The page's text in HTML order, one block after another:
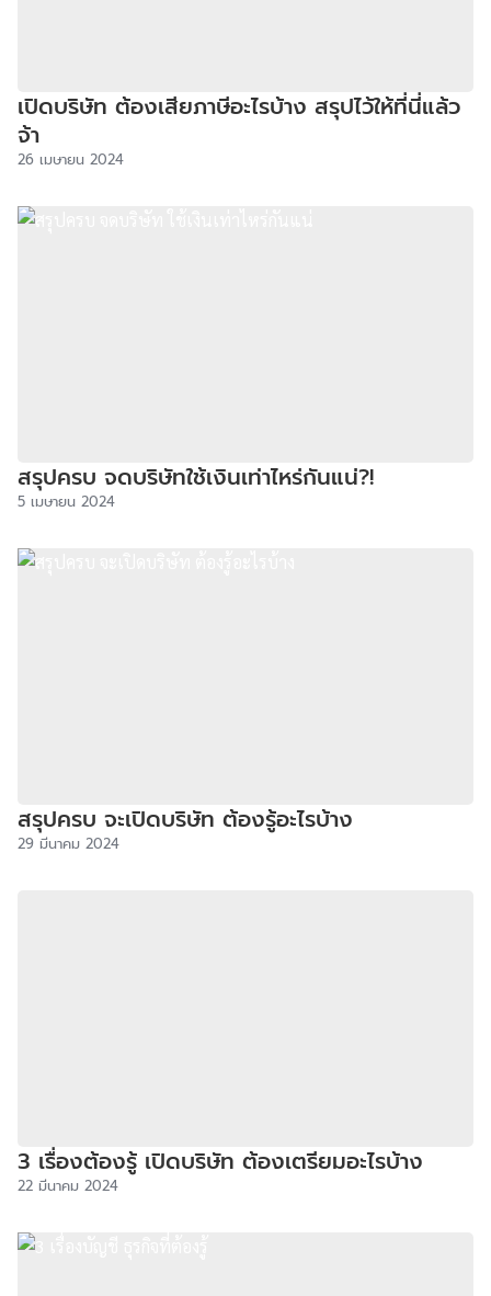
เปิดบริษัท ต้องเสียภาษีอะไรบ้าง สรุปไว้ให้ที่นี่แล้ว
จ้า
26 เมษายน 2024
สรุปครบ จดบริษัทใช้เงินเท่าไหร่กันแน่?!
5 เมษายน 2024
สรุปครบ จะเปิดบริษัท ต้องรู้อะไรบ้าง
29 มีนาคม 2024
3 เรื่องต้องรู้ เปิดบริษัท ต้องเตรียมอะไรบ้าง
22 มีนาคม 2024